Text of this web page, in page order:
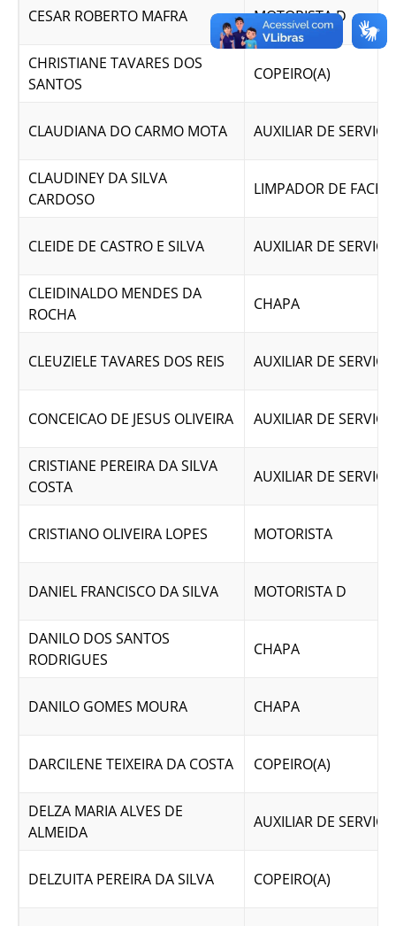
CESAR ROBERTO MAFRA MOTORISTA D
CHRISTIANE TAVARES DOS
SANTOS
COPEIRO(A)
CLAUDIANA DO CARMO MOTA AUXILIAR DE
CLAUDINEY DA SILVA
CARDOSO
LIMPADOR DE
CLEIDE DE CASTRO E SILVA AUXILIAR DE
CLEIDINALDO MENDES DA
ROCHA
CHAPA
CLEUZIELE TAVARES DOS REIS AUXILIAR DE
CONCEICAO DE JESUS OLIVEIRA AUXILIAR DE
CRISTIANE PEREIRA DA SILVA
COSTA
AUXILIAR DE
CRISTIANO OLIVEIRA LOPES MOTORISTA
DANIEL FRANCISCO DA SILVA MOTORISTA D
DANILO DOS SANTOS
RODRIGUES
CHAPA
DANILO GOMES MOURA CHAPA
DARCILENE TEIXEIRA DA COSTA COPEIRO(A)
DELZA MARIA ALVES DE
ALMEIDA
AUXILIAR DE
DELZUITA PEREIRA DA SILVA COPEIRO(A)